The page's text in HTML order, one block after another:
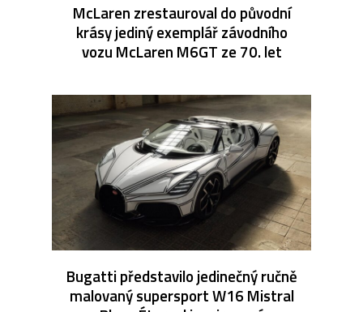
McLaren zrestauroval do původní
krásy jediný exemplář závodního
vozu McLaren M6GT ze 70. let
Bugatti představilo jedinečný ručně
malovaný supersport W16 Mistral